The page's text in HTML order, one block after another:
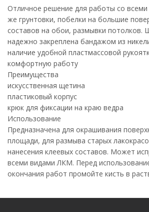
Отличное решение для работы со
же грунтовки, побелки на большие
составов на обои, размывки потолков.
надежно закреплена бандажом из
наличие удобной пластмассовой
комфортную работу
Преимущества
искусственная щетина
пластиковый корпус
крюк для фиксации на краю ведра
Использование
Предназначена для окрашивания
площади, для размыва старых
нанесения клеевых составов. Может
всеми видами ЛКМ. Перед
окончания работ промойте кисть в